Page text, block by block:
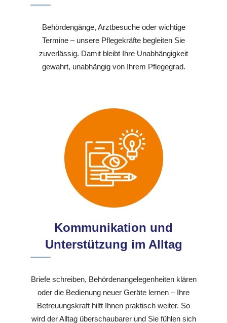
Behördengänge, Arztbesuche oder wichtige
Termine – unsere Pflegekräfte begleiten Sie
zuverlässig. Damit bleibt Ihre Unabhängigkeit
gewahrt, unabhängig von Ihrem Pflegegrad.
Kommunikation und
Unterstützung im Alltag
Briefe schreiben, Behördenangelegenheiten klären
oder die Bedienung neuer Geräte lernen – Ihre
Betreuungskraft hilft Ihnen praktisch weiter. So
wird der Alltag überschaubarer und Sie fühlen sich